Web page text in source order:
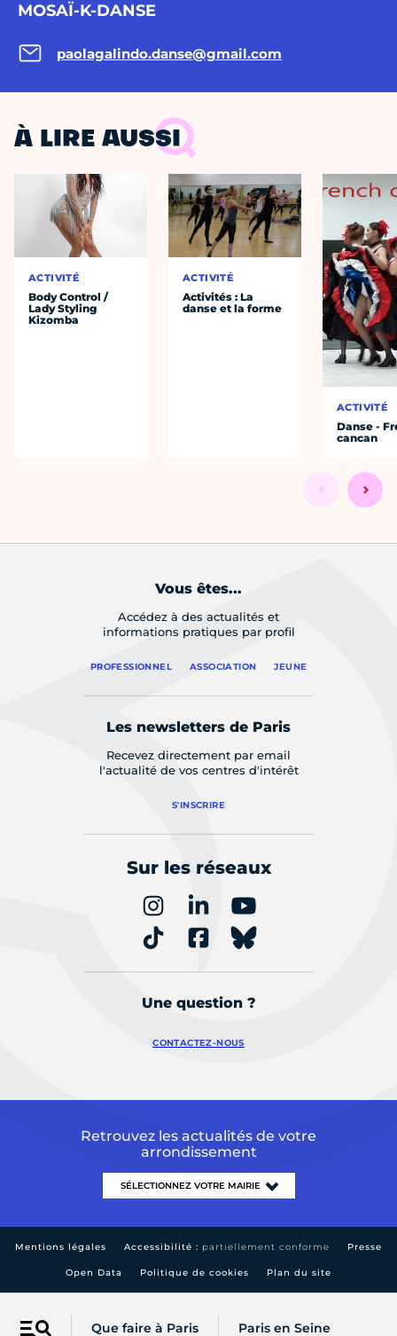
Que faire à Paris Paris en Seine
MOSAÏ-K-DANSE
paolagalindo.danse@gmail.com
À LIRE AUSSI
ACTIVITÉ
Body Control /
Lady Styling
Kizomba
ACTIVITÉ
Activités : La
danse et la forme
ACTIVITÉ
Danse -
cancan
Vous êtes...
Accédez à des actualités et
informations pratiques par profil
PROFESSIONNEL ASSOCIATION JEUNE
Les newsletters de Paris
Recevez directement par email
l'actualité de vos centres d'intérêt
S'INSCRIRE
Sur les réseaux
Une question ?
CONTACTEZ-NOUS
Retrouvez les actualités de votre
arrondissement
Mentions légales Accessibilité : partiellement conforme Presse
Open Data Politique de cookies Plan du site